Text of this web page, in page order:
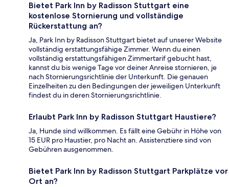
Bietet Park Inn by Radisson Stuttgart eine
kostenlose Stornierung und vollständige
Rückerstattung an?
Ja, Park Inn by Radisson Stuttgart bietet auf unserer Website
vollständig erstattungsfähige Zimmer. Wenn du einen
vollständig erstattungsfähigen Zimmertarif gebucht hast,
kannst du bis wenige Tage vor deiner Anreise stornieren, je
nach Stornierungsrichtlinie der Unterkunft. Die genauen
Einzelheiten zu den Bedingungen der jeweiligen Unterkunft
findest du in deren Stornierungsrichtlinie.
Erlaubt Park Inn by Radisson Stuttgart Haustiere?
Ja, Hunde sind willkommen. Es fällt eine Gebühr in Höhe von
15 EUR pro Haustier, pro Nacht an. Assistenztiere sind von
Gebühren ausgenommen.
Bietet Park Inn by Radisson Stuttgart Parkplätze vor
Ort an?